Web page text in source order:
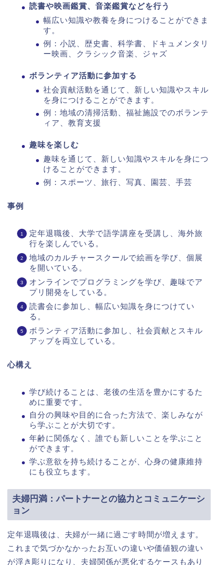
読書や映画鑑賞、音楽鑑賞などを行う
幅広い知識や教養を身につけることができま
す。
例：小説、歴史書、科学書、ドキュメンタリ
ー映画、クラシック音楽、ジャズ
ボランティア活動に参加する
社会貢献活動を通じて、新しい知識やスキル
を身につけることができます。
例：地域の清掃活動、福祉施設でのボランテ
ィア、教育支援
趣味を楽しむ
趣味を通じて、新しい知識やスキルを身につ
けることができます。
例：スポーツ、旅行、写真、園芸、手芸
事例
定年退職後、大学で語学講座を受講し、海外旅
行を楽しんでいる。
地域のカルチャースクールで絵画を学び、個展
を開いている。
オンラインでプログラミングを学び、趣味でア
プリ開発をしている。
読書会に参加し、幅広い知識を身につけてい
る。
ボランティア活動に参加し、社会貢献とスキル
アップを両立している。
心構え
学び続けることは、老後の生活を豊かにするた
めに重要です。
自分の興味や目的に合った方法で、楽しみなが
ら学ぶことが大切です。
年齢に関係なく、誰でも新しいことを学ぶこと
ができます。
学ぶ意欲を持ち続けることが、心身の健康維持
にも役立ちます。
夫婦円満：パートナーとの協力とコミュニケーシ
ョン
定年退職後は、夫婦が一緒に過ごす時間が増えます。
これまで気づかなかったお互いの違いや価値観の違い
が浮き彫りになり、夫婦関係が悪化するケースもあり